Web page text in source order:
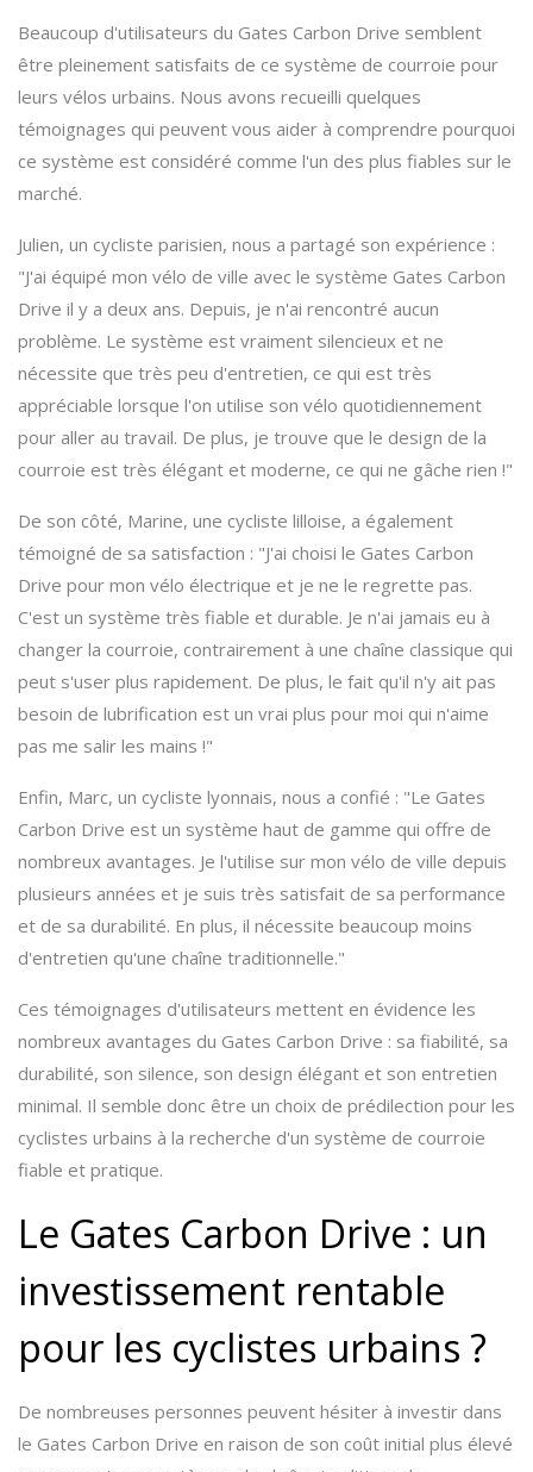
Beaucoup d'utilisateurs du Gates Carbon Drive semblent
être pleinement satisfaits de ce système de courroie pour
leurs vélos urbains. Nous avons recueilli quelques
témoignages qui peuvent vous aider à comprendre pourquoi
ce système est considéré comme l'un des plus fiables sur le
marché.
Julien, un cycliste parisien, nous a partagé son expérience :
"J'ai équipé mon vélo de ville avec le système Gates Carbon
Drive il y a deux ans. Depuis, je n'ai rencontré aucun
problème. Le système est vraiment silencieux et ne
nécessite que très peu d'entretien, ce qui est très
appréciable lorsque l'on utilise son vélo quotidiennement
pour aller au travail. De plus, je trouve que le design de la
courroie est très élégant et moderne, ce qui ne gâche rien !"
De son côté, Marine, une cycliste lilloise, a également
témoigné de sa satisfaction : "J'ai choisi le Gates Carbon
Drive pour mon vélo électrique et je ne le regrette pas.
C'est un système très fiable et durable. Je n'ai jamais eu à
changer la courroie, contrairement à une chaîne classique qui
peut s'user plus rapidement. De plus, le fait qu'il n'y ait pas
besoin de lubrification est un vrai plus pour moi qui n'aime
pas me salir les mains !"
Enfin, Marc, un cycliste lyonnais, nous a confié : "Le Gates
Carbon Drive est un système haut de gamme qui offre de
nombreux avantages. Je l'utilise sur mon vélo de ville depuis
plusieurs années et je suis très satisfait de sa performance
et de sa durabilité. En plus, il nécessite beaucoup moins
d'entretien qu'une chaîne traditionnelle."
Ces témoignages d'utilisateurs mettent en évidence les
nombreux avantages du Gates Carbon Drive : sa fiabilité, sa
durabilité, son silence, son design élégant et son entretien
minimal. Il semble donc être un choix de prédilection pour les
cyclistes urbains à la recherche d'un système de courroie
fiable et pratique.
Le Gates Carbon Drive : un
investissement rentable
pour les cyclistes urbains ?
De nombreuses personnes peuvent hésiter à investir dans
le Gates Carbon Drive en raison de son coût initial plus élevé